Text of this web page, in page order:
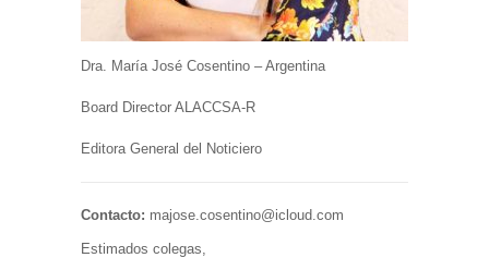
Dra. María José Cosentino – Argentina
Board Director ALACCSA-R
Editora General del Noticiero
Contacto: majose.cosentino@icloud.com
Estimados colegas,